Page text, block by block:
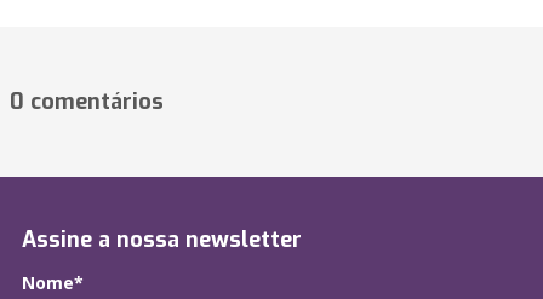
0 comentários
Assine a nossa newsletter
Nome*